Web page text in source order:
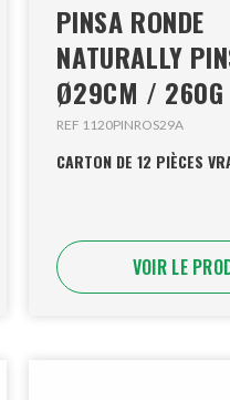
PINSA RONDE
NATURALLY
Ø29CM / 260G
REF 1120PINROS29A
CARTON DE 12 PIÈCES
VOIR LE